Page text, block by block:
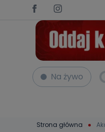
Na żywo
Strona główna